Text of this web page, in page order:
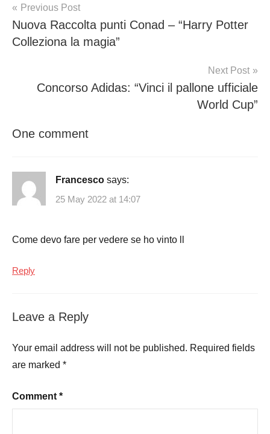
Post
navigation
Previous Post
Nuova Raccolta punti Conad – “Harry Potter
Colleziona la magia”
Next Post
Concorso Adidas: “Vinci il pallone ufficiale
World Cup”
One comment
Francesco says:
25 May 2022 at 14:07
Come devo fare per vedere se ho vinto ll
Reply
Leave a Reply
Your email address will not be published. Required fields
are marked *
Comment *